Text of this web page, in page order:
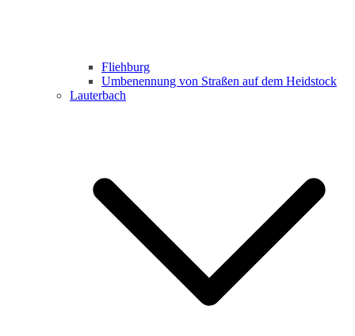
Fliehburg
Umbenennung von Straßen auf dem Heidstock
Lauterbach